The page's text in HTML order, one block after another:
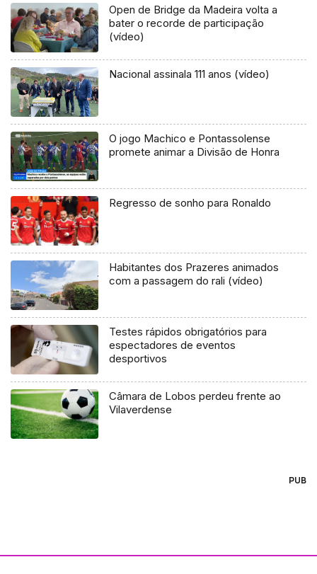
Open de Bridge da Madeira volta a
bater o recorde de participação
(vídeo)
Nacional assinala 111 anos (vídeo)
O jogo Machico e Pontassolense
promete animar a Divisão de Honra
Regresso de sonho para Ronaldo
Habitantes dos Prazeres animados
com a passagem do rali (vídeo)
Testes rápidos obrigatórios para
espectadores de eventos
desportivos
Câmara de Lobos perdeu frente ao
Vilaverdense
PUB